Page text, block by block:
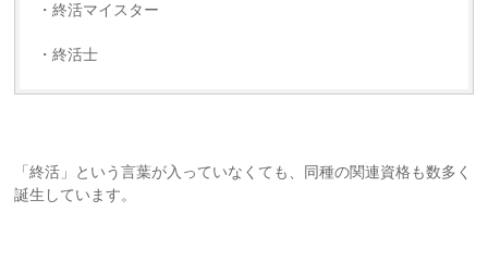
・終活マイスター
・終活士
「終活」という言葉が入っていなくても、同種の関連資格も数多く
誕生しています。